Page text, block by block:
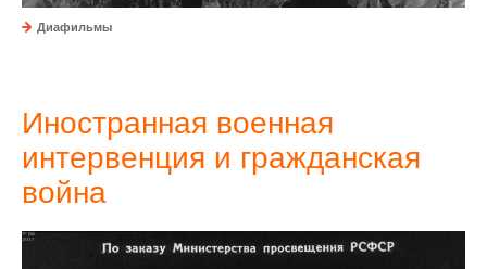
Диафильмы
Иностранная военная
интервенция и гражданская
война